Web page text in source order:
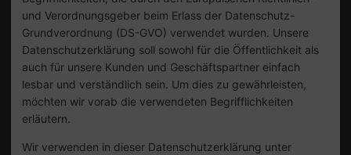
und Verordnungsgeber beim Erlass der Datenschutz-
Grundverordnung (DS-GVO) verwendet wurden. Unsere
Datenschutzerklärung soll sowohl für die Öffentlichkeit als
auch für unsere Kunden und Geschäftspartner einfach
lesbar und verständlich sein. Um dies zu gewährleisten,
möchten wir vorab die verwendeten Begrifflichkeiten
erläutern.
Wir verwenden in dieser Datenschutzerklärung unter